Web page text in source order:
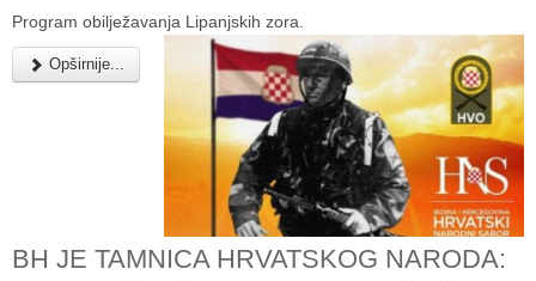
Program obilježavanja Lipanjskih zora.
Opširnije...
BH JE TAMNICA HRVATSKOG NARODA: